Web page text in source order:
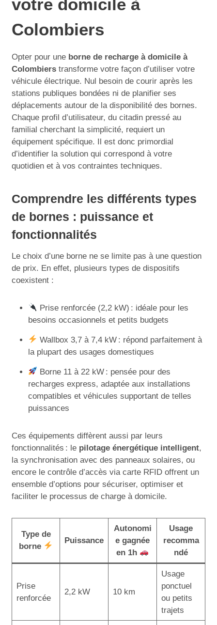
votre domicile à
Colombiers
Opter pour une borne de recharge à domicile à
Colombiers transforme votre façon d’utiliser votre
véhicule électrique. Nul besoin de courir après les
stations publiques bondées ni de planifier ses
déplacements autour de la disponibilité des bornes.
Chaque profil d’utilisateur, du citadin pressé au
familial cherchant la simplicité, requiert un
équipement spécifique. Il est donc primordial
d’identifier la solution qui correspond à votre
quotidien et à vos contraintes techniques.
Comprendre les différents types
de bornes : puissance et
fonctionnalités
Le choix d’une borne ne se limite pas à une question
de prix. En effet, plusieurs types de dispositifs
coexistent :
Prise renforcée (2,2 kW) : idéale pour les
besoins occasionnels et petits budgets
Wallbox 3,7 à 7,4 kW : répond parfaitement à
la plupart des usages domestiques
Borne 11 à 22 kW : pensée pour des
recharges express, adaptée aux installations
compatibles et véhicules supportant de telles
puissances
Ces équipements diffèrent aussi par leurs
fonctionnalités : le pilotage énergétique intelligent,
la synchronisation avec des panneaux solaires, ou
encore le contrôle d’accès via carte RFID offrent un
ensemble d’options pour sécuriser, optimiser et
faciliter le processus de charge à domicile.
Type de
borne
Puissance
Autonomi
e gagnée
en 1h
Usage
recomma
ndé
Prise
renforcée
2,2 kW 10 km
Usage
ponctuel
ou petits
trajets